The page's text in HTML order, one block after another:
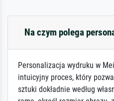
Na czym polega
Personalizacja wydruku w
intuicyjny proces, który
sztuki dokładnie według